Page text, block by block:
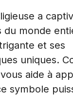
a
du monde
et ses
uniques.
aide à
symbole